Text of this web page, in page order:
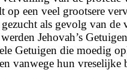
een veel grootsere
als gevolg van
Jehovah’s
Getuigen die moedig
vanwege hun vreselijke